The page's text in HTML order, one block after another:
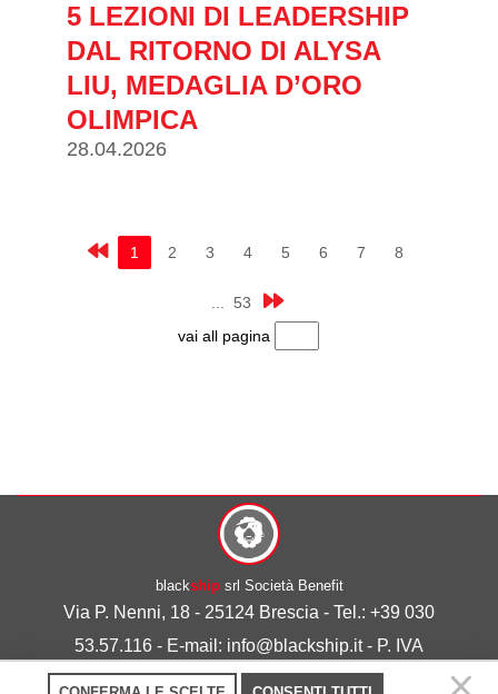
5 LEZIONI DI LEADERSHIP
DAL RITORNO DI ALYSA
LIU, MEDAGLIA D’ORO
OLIMPICA
28.04.2026
1 2 3 4 5 6 7 8
... 53
vai all pagina
blackshipsrl Società Benefit
Via P. Nenni, 18 - 25124 Brescia - Tel.: +39 030
53.57.116 - E-mail: info@blackship.it - P. IVA
03492980986